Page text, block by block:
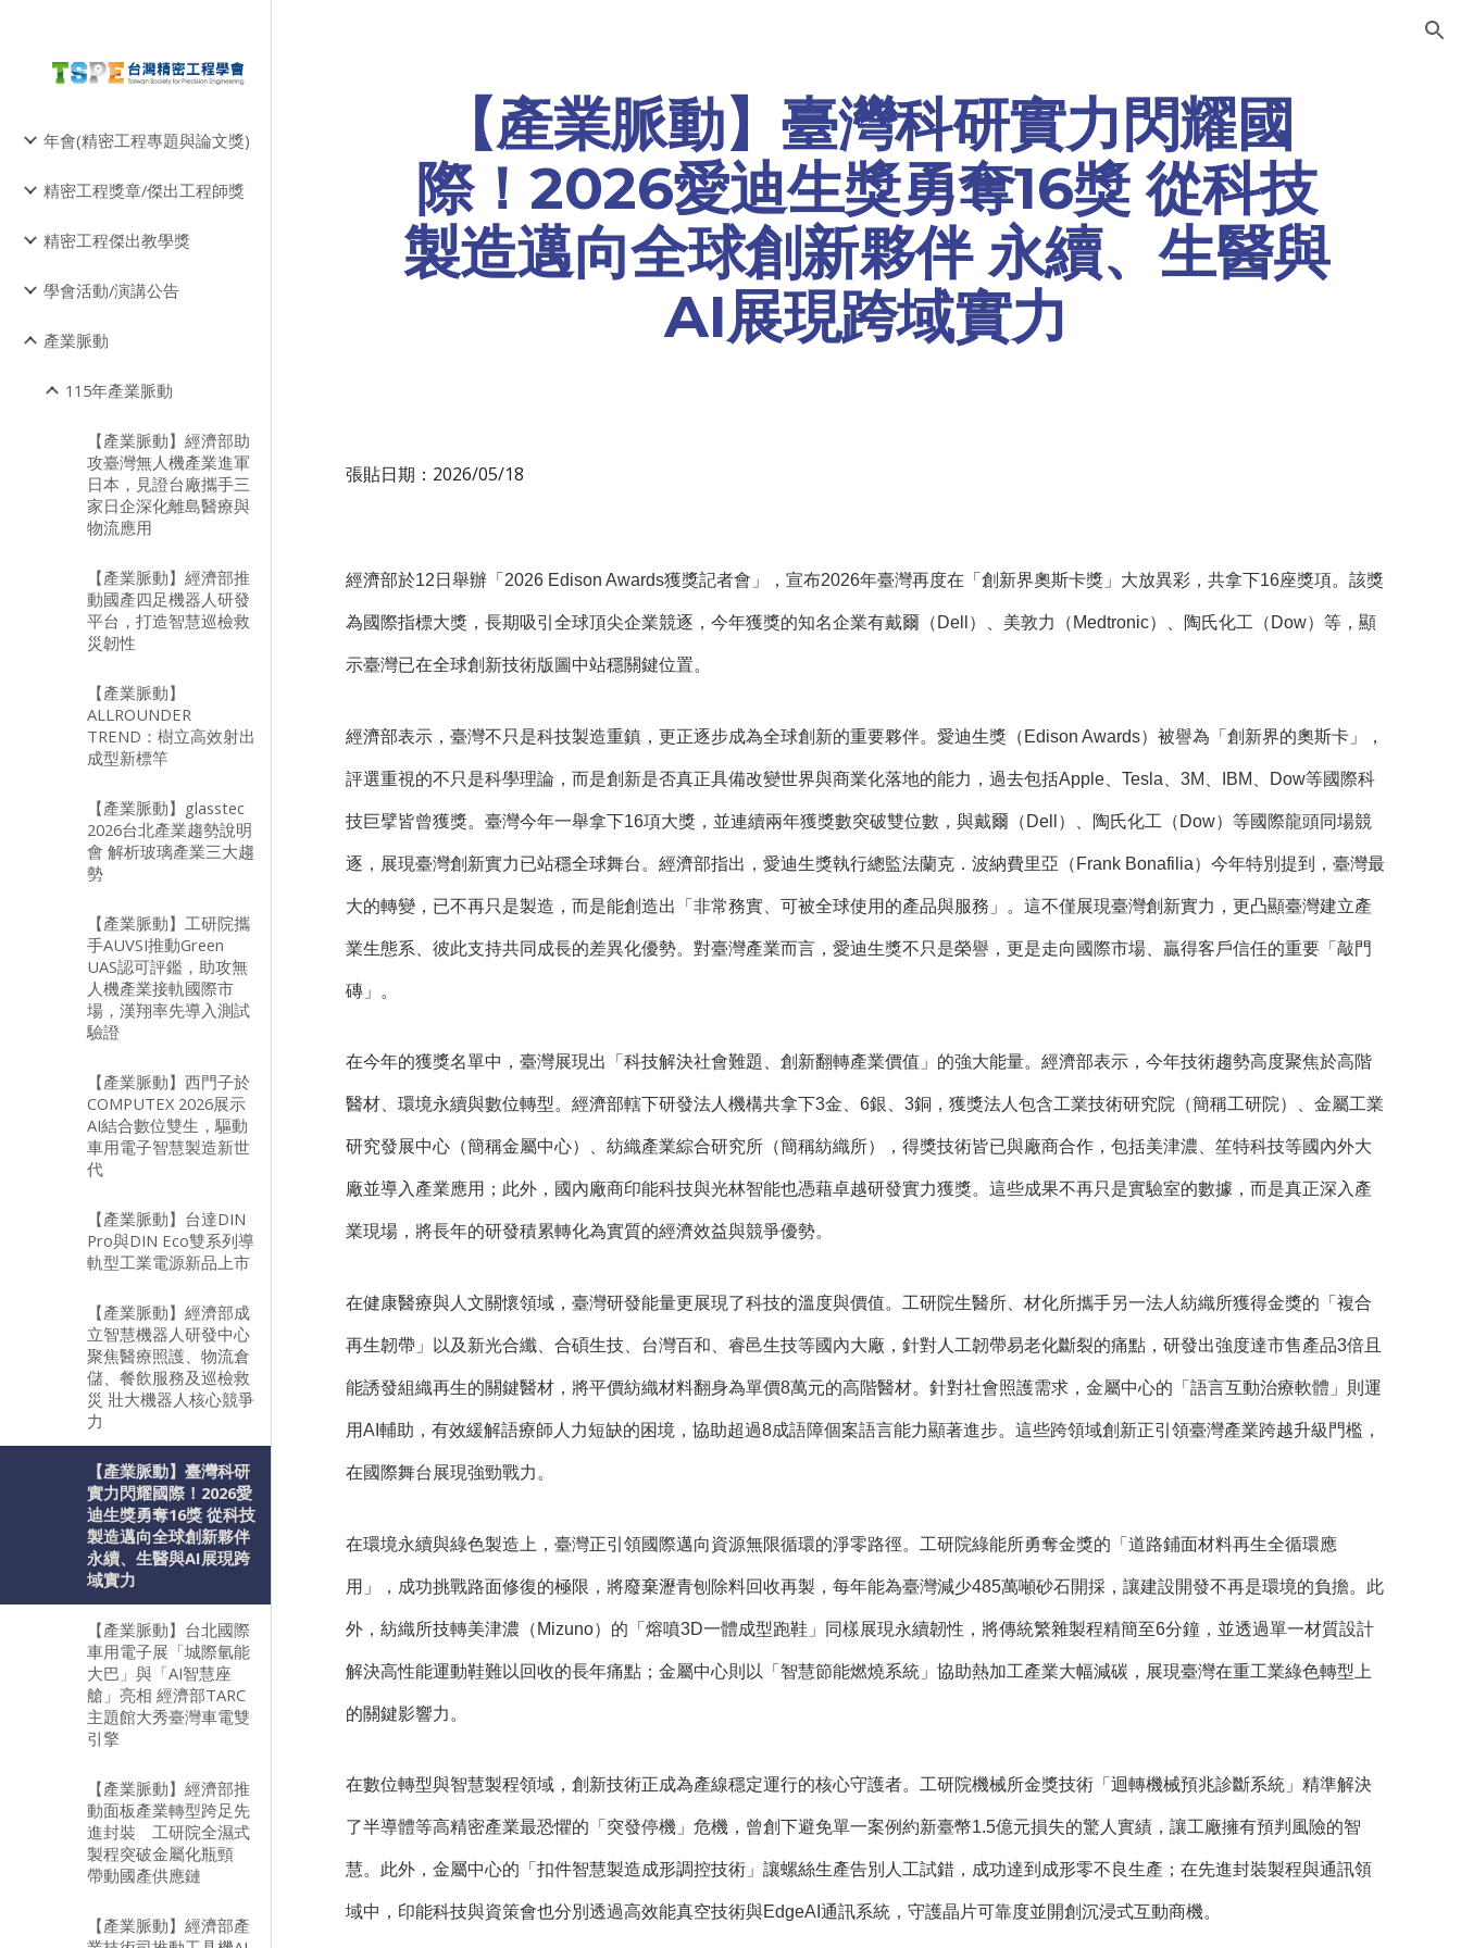
年會(精密工程專題與論文獎)
精密工程獎章/傑出工程師獎
精密工程傑出教學獎
學會活動/演講公告
產業脈動
115年產業脈動
【產業脈動】經濟部助
攻臺灣無人機產業進軍
日本，見證台廠攜手三
家日企深化離島醫療與
物流應用
【產業脈動】經濟部推
動國產四足機器人研發
平台，打造智慧巡檢救
災韌性
【產業脈動】
ALLROUNDER
TREND：樹立高效射出
成型新標竿
【產業脈動】glasstec
2026台北產業趨勢說明
會 解析玻璃產業三大趨
勢
【產業脈動】工研院攜
手AUVSI推動Green
UAS認可評鑑，助攻無
人機產業接軌國際市
場，漢翔率先導入測試
驗證
【產業脈動】西門子於
COMPUTEX 2026展示
AI結合數位雙生，驅動
車用電子智慧製造新世
代
【產業脈動】台達DIN
Pro與DIN Eco雙系列導
軌型工業電源新品上市
【產業脈動】經濟部成
立智慧機器人研發中心
聚焦醫療照護、物流倉
儲、餐飲服務及巡檢救
災 壯大機器人核心競爭
力
【產業脈動】臺灣科研
實力閃耀國際！2026愛
迪生獎勇奪16獎 從科技
製造邁向全球創新夥伴
永續、生醫與AI展現跨
域實力
【產業脈動】台北國際
車用電子展「城際氫能
大巴」與「AI智慧座
艙」亮相 經濟部TARC
主題館大秀臺灣車電雙
引擎
【產業脈動】經濟部推
動面板產業轉型跨足先
進封裝 工研院全濕式
製程突破金屬化瓶頸
帶動國產供應鏈
【產業脈動】經濟部產
【產業脈動】 臺灣科研實力閃耀國
際！2026愛迪生獎勇奪16獎 從科技
製造邁向全球創新夥伴 永續、生醫與
AI展現跨域實力
張貼日期：2026/05/18
經濟部於12日舉辦「2026 Edison Awards獲獎記者會」，宣布2026年臺灣再度在「創新界奧斯卡獎」大放異彩，共拿下16座獎項。該獎
為國際指標大獎，長期吸引全球頂尖企業競逐，今年獲獎的知名企業有戴爾（Dell）、美敦力（Medtronic）、陶氏化工（Dow）等，顯
示臺灣已在全球創新技術版圖中站穩關鍵位置。
經濟部表示，臺灣不只是科技製造重鎮，更正逐步成為全球創新的重要夥伴。愛迪生獎（Edison Awards）被譽為「創新界的奧斯卡」，
評選重視的不只是科學理論，而是創新是否真正具備改變世界與商業化落地的能力，過去包括Apple、Tesla、3M、IBM、Dow等國際科
技巨擘皆曾獲獎。臺灣今年一舉拿下16項大獎，並連續兩年獲獎數突破雙位數，與戴爾（Dell）、陶氏化工（Dow）等國際龍頭同場競
逐，展現臺灣創新實力已站穩全球舞台。經濟部指出，愛迪生獎執行總監法蘭克．波納費里亞（Frank Bonafilia）今年特別提到，臺灣最
大的轉變，已不再只是製造，而是能創造出「非常務實、可被全球使用的產品與服務」。這不僅展現臺灣創新實力，更凸顯臺灣建立產
業生態系、彼此支持共同成長的差異化優勢。對臺灣產業而言，愛迪生獎不只是榮譽，更是走向國際市場、贏得客戶信任的重要「敲門
磚」。
在今年的獲獎名單中，臺灣展現出「科技解決社會難題、創新翻轉產業價值」的強大能量。經濟部表示，今年技術趨勢高度聚焦於高階
醫材、環境永續與數位轉型。經濟部轄下研發法人機構共拿下3金、6銀、3銅，獲獎法人包含工業技術研究院（簡稱工研院）、金屬工業
研究發展中心（簡稱金屬中心）、紡織產業綜合研究所（簡稱紡織所），得獎技術皆已與廠商合作，包括美津濃、笙特科技等國內外大
廠並導入產業應用；此外，國內廠商印能科技與光林智能也憑藉卓越研發實力獲獎。這些成果不再只是實驗室的數據，而是真正深入產
業現場，將長年的研發積累轉化為實質的經濟效益與競爭優勢。
在健康醫療與人文關懷領域，臺灣研發能量更展現了科技的溫度與價值。工研院生醫所、材化所攜手另一法人紡織所獲得金獎的「複合
再生韌帶」以及新光合纖、合碩生技、台灣百和、睿邑生技等國內大廠，針對人工韌帶易老化斷裂的痛點，研發出強度達市售產品3倍且
能誘發組織再生的關鍵醫材，將平價紡織材料翻身為單價8萬元的高階醫材。針對社會照護需求，金屬中心的「語言互動治療軟體」則運
用AI輔助，有效緩解語療師人力短缺的困境，協助超過8成語障個案語言能力顯著進步。這些跨領域創新正引領臺灣產業跨越升級門檻，
在國際舞台展現強勁戰力。
在環境永續與綠色製造上，臺灣正引領國際邁向資源無限循環的淨零路徑。工研院綠能所勇奪金獎的「道路鋪面材料再生全循環應
用」，成功挑戰路面修復的極限，將廢棄瀝青刨除料回收再製，每年能為臺灣減少485萬噸砂石開採，讓建設開發不再是環境的負擔。此
外，紡織所技轉美津濃（Mizuno）的「熔噴3D一體成型跑鞋」同樣展現永續韌性，將傳統繁雜製程精簡至6分鐘，並透過單一材質設計
解決高性能運動鞋難以回收的長年痛點；金屬中心則以「智慧節能燃燒系統」協助熱加工產業大幅減碳，展現臺灣在重工業綠色轉型上
的關鍵影響力。
在數位轉型與智慧製程領域，創新技術正成為產線穩定運行的核心守護者。工研院機械所金獎技術「迴轉機械預兆診斷系統」精準解決
了半導體等高精密產業最恐懼的「突發停機」危機，曾創下避免單一案例約新臺幣1.5億元損失的驚人實績，讓工廠擁有預判風險的智
慧。此外，金屬中心的「扣件智慧製造成形調控技術」讓螺絲生產告別人工試錯，成功達到成形零不良生產；在先進封裝製程與通訊領
域中，印能科技與資策會也分別透過高效能真空技術與EdgeAI通訊系統，守護晶片可靠度並開創沉浸式互動商機。